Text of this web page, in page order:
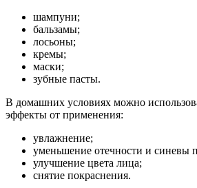
шампуни;
бальзамы;
лосьоны;
кремы;
маски;
зубные пасты.
В домашних условиях можно
эффекты от применения:
увлажнение;
уменьшение отечности и синевы
улучшение цвета лица;
снятие покраснения.